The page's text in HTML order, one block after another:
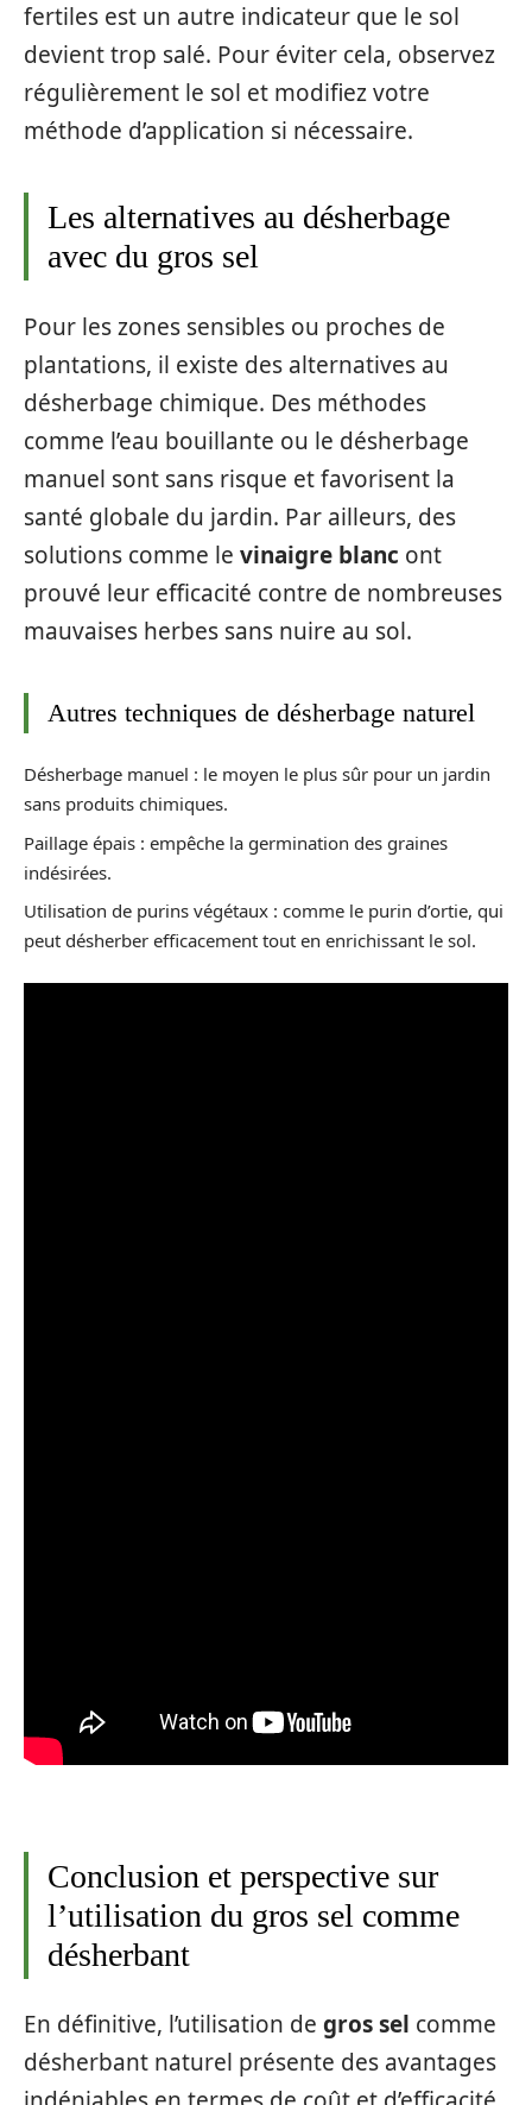
fertiles est un autre indicateur que le sol
devient trop salé. Pour éviter cela, observez
régulièrement le sol et modifiez votre
méthode d’application si nécessaire.
Les alternatives au désherbage
avec du gros sel
Pour les zones sensibles ou proches de
plantations, il existe des alternatives au
désherbage chimique. Des méthodes
comme l’eau bouillante ou le désherbage
manuel sont sans risque et favorisent la
santé globale du jardin. Par ailleurs, des
solutions comme le vinaigre blanc ont
prouvé leur efficacité contre de nombreuses
mauvaises herbes sans nuire au sol.
Autres techniques de désherbage naturel
Désherbage manuel : le moyen le plus sûr pour un jardin
sans produits chimiques.
Paillage épais : empêche la germination des graines
indésirées.
Utilisation de purins végétaux : comme le purin d’ortie, qui
peut désherber efficacement tout en enrichissant le sol.
Conclusion et perspective sur
l’utilisation du gros sel comme
désherbant
En définitive, l’utilisation de gros sel comme
désherbant naturel présente des avantages